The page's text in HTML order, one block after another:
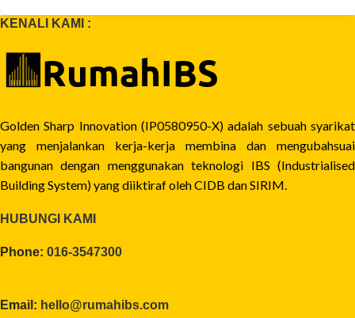
KENALI KAMI :
Golden Sharp Innovation (IP0580950-X) adalah sebuah syarikat
yang menjalankan kerja-kerja membina dan mengubahsuai
bangunan dengan menggunakan teknologi IBS (Industrialised
Building System) yang diiktiraf oleh CIDB dan SIRIM.
HUBUNGI KAMI
Phone: 016-3547300
Email: hello@rumahibs.com